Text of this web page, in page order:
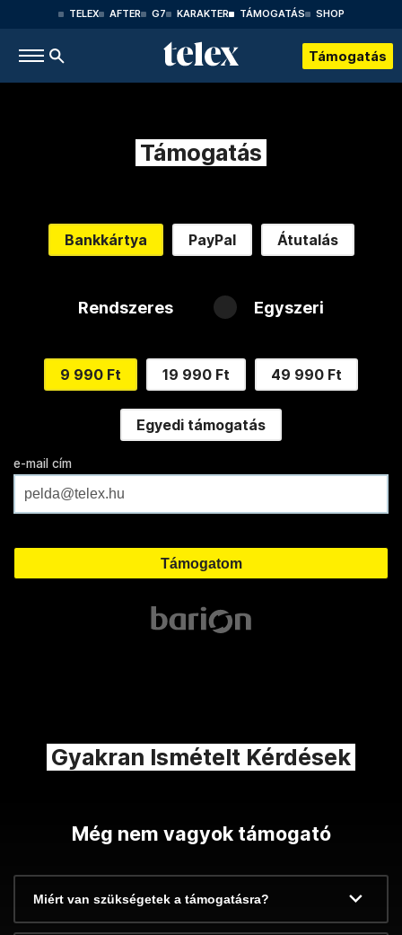
TELEX AFTER G7 KARAKTER TÁMOGATÁS SHOP
Támogatás
Támogatás
Bankkártya PayPal Átutalás
Rendszeres Egyszeri
9 990 Ft 19 990 Ft 49 990 Ft
Egyedi támogatás
e-mail cím
Gyakran Ismételt Kérdések
Még nem vagyok támogató
Miért van szükségetek a támogatásra?